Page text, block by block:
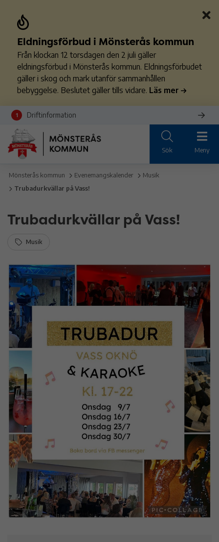
Eldningsförbud i Mönsterås kommun
Från klockan 12 torsdagen den 2 juli gäller
eldningsförbud i Mönsterås kommun. Eldningsförbudet
gäller i skog och mark utanför sammanhållen
bebyggelse. Beslutet gäller tills vidare. Läs mer
1 Driftinformation
Sök Meny
Mönsterås kommun Evenemangskalender
Musik
Trubadurkvällar på Vass!
Trubadurkvällar på Vass!
Musik